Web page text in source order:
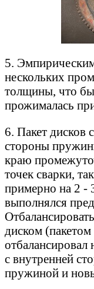
5.
нескольких
толщины, что
прожималась
6. Пакет дисков
стороны
краю
точек сварки,
примерно на 2 -
выполнялся
диском
отбалансировал
с внутренней
пружиной и